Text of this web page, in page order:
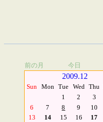
前の月 今日
2009.12
Sun Mon Tue Wed Thu
1
2 3
6
7 8 9 10
13
14 15 16 17